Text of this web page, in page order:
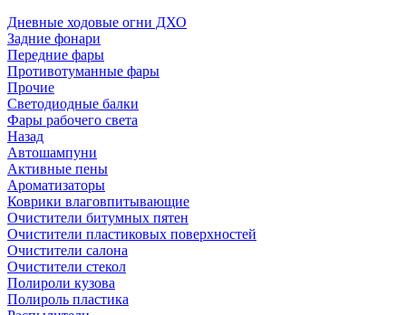
Дневные ходовые огни ДХО
Задние фонари
Передние фары
Противотуманные фары
Прочие
Светодиодные балки
Фары рабочего света
Назад
Автошампуни
Активные пены
Ароматизаторы
Коврики влаговпитывающие
Очистители битумных пятен
Очистители пластиковых поверхностей
Очистители салона
Очистители стекол
Полироли кузова
Полироль пластика